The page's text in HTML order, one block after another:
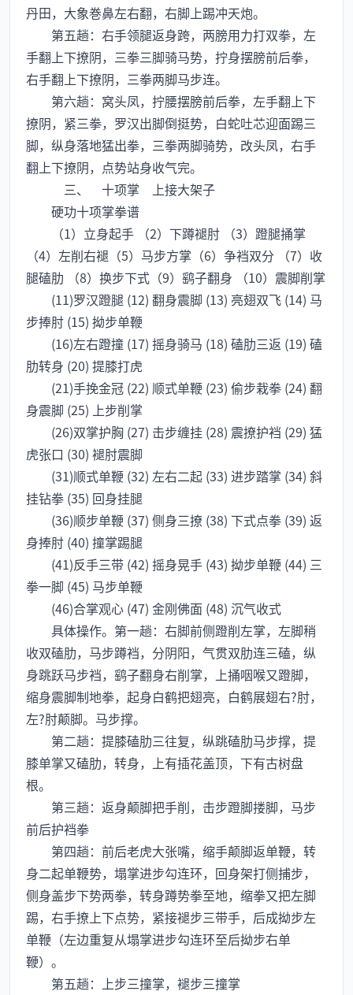
丹田，大象巻鼻左右翻，右脚上踢冲天炮。
第五趟：右手领腿返身跨，两膀用力打双拳，左
手翻上下撩阴，三拳三脚骑马势，拧身摆膀前后拳，
右手翻上下撩阴，三拳两脚马步连。
第六趟：窝头凤，拧腰摆膀前后拳，左手翻上下
撩阴，紧三拳，罗汉出脚倒挺势，白蛇吐芯迎面踢三
脚，纵身落地猛出拳，三拳两脚骑势，改头凤，右手
翻上下撩阴，点势站身收气完。
三、 十项掌 上接大架子
硬功十项掌拳谱
（1）立身起手 （2）下蹲褪肘 （3）蹬腿捅掌
（4）左削右褪（5）马步方掌（6）争裆双分 （7）收
腿磕肋 （8）换步下式（9）鹞子翻身 （10）震脚削掌
(11)罗汉蹬腿 (12) 翻身震脚 (13) 亮翅双飞 (14) 马
步捧肘 (15) 拗步单鞭
(16)左右蹬撞 (17) 摇身骑马 (18) 磕肋三返 (19) 磕
肋转身 (20) 提膝打虎
(21)手挽金冠 (22) 顺式单鞭 (23) 偷步栽拳 (24) 翻
身震脚 (25) 上步削掌
(26)双掌护胸 (27) 击步缠挂 (28) 震撩护裆 (29) 猛
虎张口 (30) 褪肘震脚
(31)顺式单鞭 (32) 左右二起 (33) 进步踏掌 (34) 斜
挂钻拳 (35) 回身挂腿
(36)顺步单鞭 (37) 侧身三撩 (38) 下式点拳 (39) 返
身捧肘 (40) 撞掌踢腿
(41)反手三带 (42) 摇身晃手 (43) 拗步单鞭 (44) 三
拳一脚 (45) 马步单鞭
(46)合掌观心 (47) 金刚佛面 (48) 沉气收式
具体操作。第一趟：右脚前侧蹬削左掌，左脚稍
收双磕肋，马步蹲裆，分阴阳，气贯双肋连三磕，纵
身跳跃马步裆，鹞子翻身右削掌，上捅咽喉又蹬脚，
缩身震脚制地拳，起身白鹤把翅亮，白鹤展翅右?肘，
左?肘颠脚。马步撑。
第二趟：提膝磕肋三往复，纵跳磕肋马步撑，提
膝单掌又磕肋，转身，上有插花盖顶，下有古树盘
根。
第三趟：返身颠脚把手削，击步蹬脚搂脚，马步
前后护裆拳
第四趟：前后老虎大张嘴，缩手颠脚返单鞭，转
身二起单鞭势，塌掌进步勾连环，回身架打侧捕步，
侧身盖步下势两拳，转身蹲势拳至地，缩拳又把左脚
踢，右手撩上下点势，紧接褪步三带手，后成拗步左
单鞭（左边重复从塌掌进步勾连环至后拗步右单
鞭）。
第五趟：上步三撞掌，褪步三撞掌